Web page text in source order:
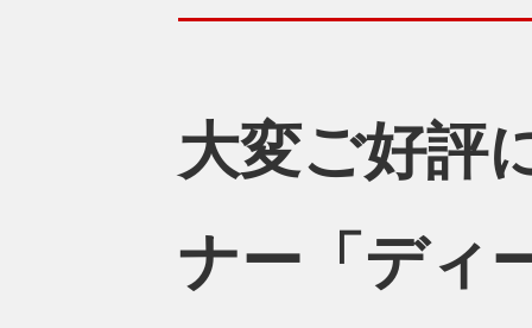
大変ご好評
ナー「ディ